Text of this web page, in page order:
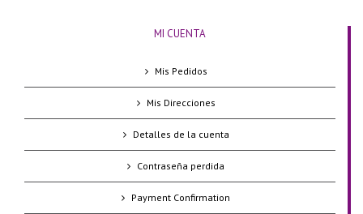
MI CUENTA
Mis Pedidos
Mis Direcciones
Detalles de la cuenta
Contraseña perdida
Payment Confirmation